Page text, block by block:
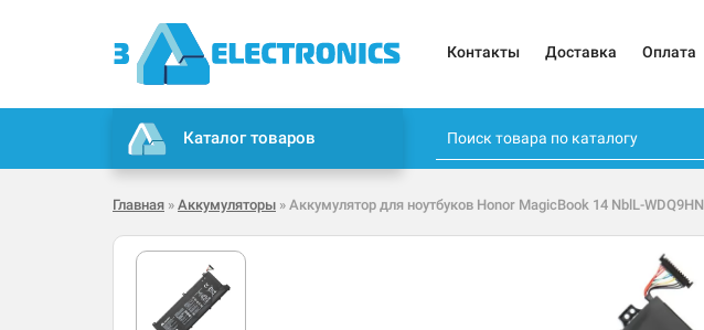
Контакты Доставка Оплата
Каталог товаров
Главная » Аккумуляторы » Аккумулятор для ноутбуков Honor MagicBook 14 NblL-WDQ9HN